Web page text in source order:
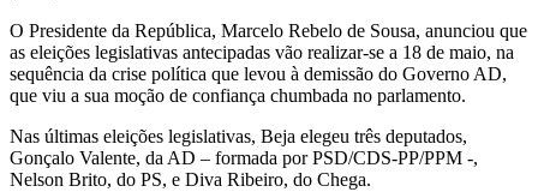
O Presidente da República, Marcelo Rebelo de Sousa, anunciou que
as eleições legislativas antecipadas vão realizar-se a 18 de maio, na
sequência da crise política que levou à demissão do Governo AD,
que viu a sua moção de confiança chumbada no parlamento.
Nas últimas eleições legislativas, Beja elegeu três deputados,
Gonçalo Valente, da AD – formada por PSD/CDS-PP/PPM -,
Nelson Brito, do PS, e Diva Ribeiro, do Chega.